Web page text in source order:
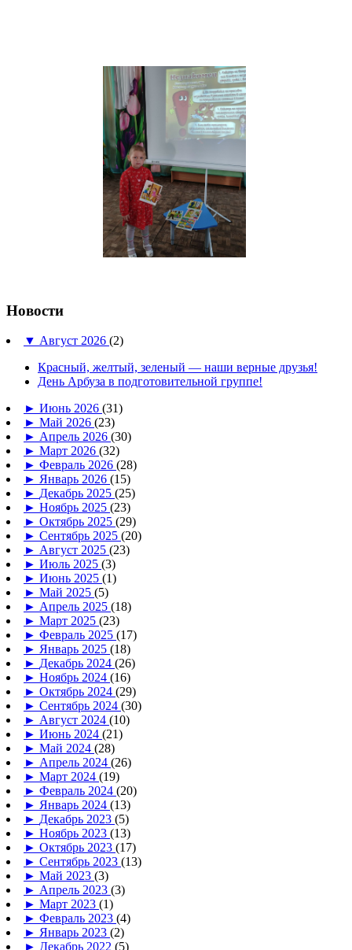
Новости
▼ Август 2026 (2)
Красный, желтый, зеленый — наши верные друзья!
День Арбуза в подготовительной группе!
► Июнь 2026 (31)
► Май 2026 (23)
► Апрель 2026 (30)
► Март 2026 (32)
► Февраль 2026 (28)
► Январь 2026 (15)
► Декабрь 2025 (25)
► Ноябрь 2025 (23)
► Октябрь 2025 (29)
► Сентябрь 2025 (20)
► Август 2025 (23)
► Июль 2025 (3)
► Июнь 2025 (1)
► Май 2025 (5)
► Апрель 2025 (18)
► Март 2025 (23)
► Февраль 2025 (17)
► Январь 2025 (18)
► Декабрь 2024 (26)
► Ноябрь 2024 (16)
► Октябрь 2024 (29)
► Сентябрь 2024 (30)
► Август 2024 (10)
► Июнь 2024 (21)
► Май 2024 (28)
► Апрель 2024 (26)
► Март 2024 (19)
► Февраль 2024 (20)
► Январь 2024 (13)
► Декабрь 2023 (5)
► Ноябрь 2023 (13)
► Октябрь 2023 (17)
► Сентябрь 2023 (13)
► Май 2023 (3)
► Апрель 2023 (3)
► Март 2023 (1)
► Февраль 2023 (4)
► Январь 2023 (2)
► Декабрь 2022 (5)